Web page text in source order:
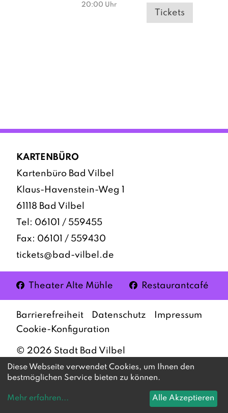
20:00 Uhr
Tickets
KARTENBÜRO
Kartenbüro Bad Vilbel
Klaus-Havenstein-Weg 1
61118 Bad Vilbel
Tel: 06101 / 559455
Fax: 06101 / 559430
tickets@bad-vilbel.de
Facebook
Theater Alte Mühle Facebook
Restaurantcafé
© 2026 Stadt Bad Vilbel
Barrierefreiheit Datenschutz
Impressum
Cookie-Konfiguration
Diese Webseite verwendet Cookies, um Ihnen den
bestmöglichen Service bieten zu können.
Mehr erfahren... Alle Akzeptieren